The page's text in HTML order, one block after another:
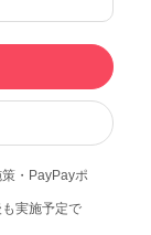
・PayPayポ
実施予定で